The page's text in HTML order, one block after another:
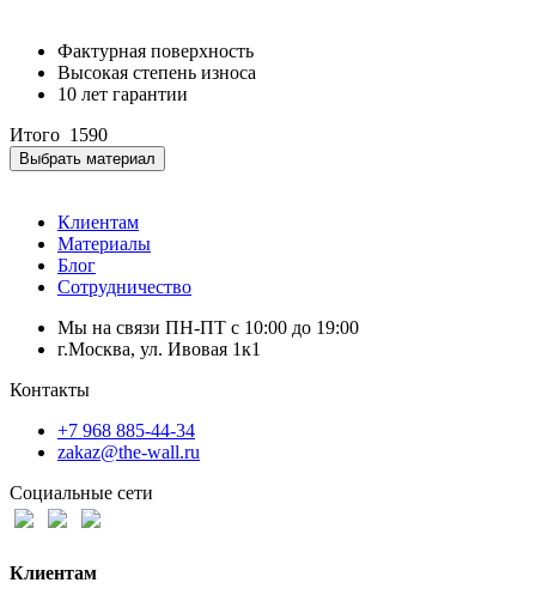
Фактурная поверхность
Высокая степень износа
10 лет гарантии
Итого 1590
Выбрать материал
Клиентам
Материалы
Блог
Сотрудничество
Мы на связи ПН-ПТ с 10:00 до 19:00
г.Москва, ул. Ивовая 1к1
Контакты
+7 968 885-44-34
zakaz@the-wall.ru
Социальные сети
Клиентам